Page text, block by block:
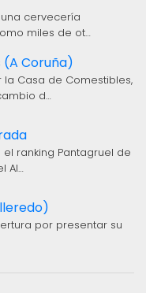
cervecería
miles de ot…
(A Coruña)
Casa de Comestibles,
d…
ranking Pantagruel de
Al…
por presentar su